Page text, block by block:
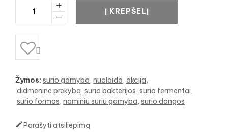
Į KREPŠELĮ

Žymos: surio gamyba nuolaida akcija
didmenine prekyba surio bakterijos surio fermentai
surio formos naminiu suriu gamyba surio dangos
Parašyti atsiliepimą